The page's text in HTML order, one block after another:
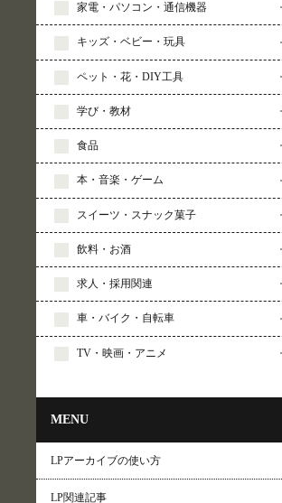
家電・パソコン・通信機器
キッズ・ベビー・玩具
ペット・花・DIY工具
学び・教材
食品
本・音楽・ゲーム
スイーツ・スナック菓子
飲料・お酒
求人・採用関連
車・バイク・自転車
TV・映画・アニメ
MENU
LPアーカイブの使い方
LP関連記事